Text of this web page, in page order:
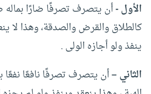
الأول -‏أن يتصرف تصرفًا ضارًا بماله
كالطلاق والقرض والصدقة، وهذا لا
ينفذ ولو أجازه الولى .‏
الثاني – أن يتصرف تصرفًا نافعًا نفعًا